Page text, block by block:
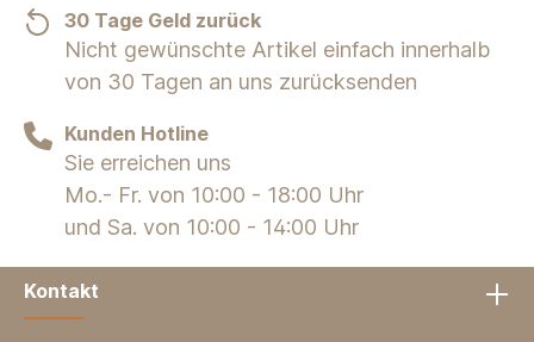
30 Tage Geld zurück
Nicht gewünschte Artikel einfach innerhalb
von 30 Tagen an uns zurücksenden
Kunden Hotline
Sie erreichen uns
Mo.- Fr. von 10:00 - 18:00 Uhr
und Sa. von 10:00 - 14:00 Uhr
Kontakt